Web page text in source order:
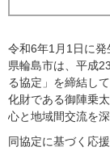
令和6年1月1日に発
県輪島市は、平成
る協定」を締結し
化財である御陣乗
心と地域間交流を
同協定に基づく応